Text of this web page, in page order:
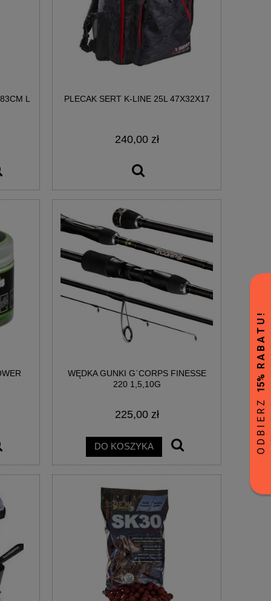
L
PLECAK SERT K-LINE 25L 47X32X17
240,00 zł
WĘDKA GUNKI G`CORPS FINESSE
220 1,5,10G
225,00 zł
DO KOSZYKA